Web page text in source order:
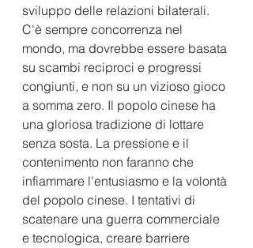
sviluppo delle relazioni bilaterali.
C'è sempre concorrenza nel
mondo, ma dovrebbe essere basata
su scambi reciproci e progressi
congiunti, e non su un vizioso gioco
a somma zero. Il popolo cinese ha
una gloriosa tradizione di lottare
senza sosta. La pressione e il
contenimento non faranno che
infiammare l'entusiasmo e la volontà
del popolo cinese. I tentativi di
scatenare una guerra commerciale
e tecnologica, creare barriere